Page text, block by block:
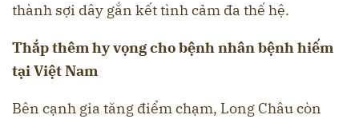
thành sợi dây gắn kết tình cảm đa thế hệ.
Thắp thêm hy vọng cho bệnh nhân bệnh hiếm
tại Việt Nam
Bên cạnh gia tăng điểm chạm, Long Châu còn